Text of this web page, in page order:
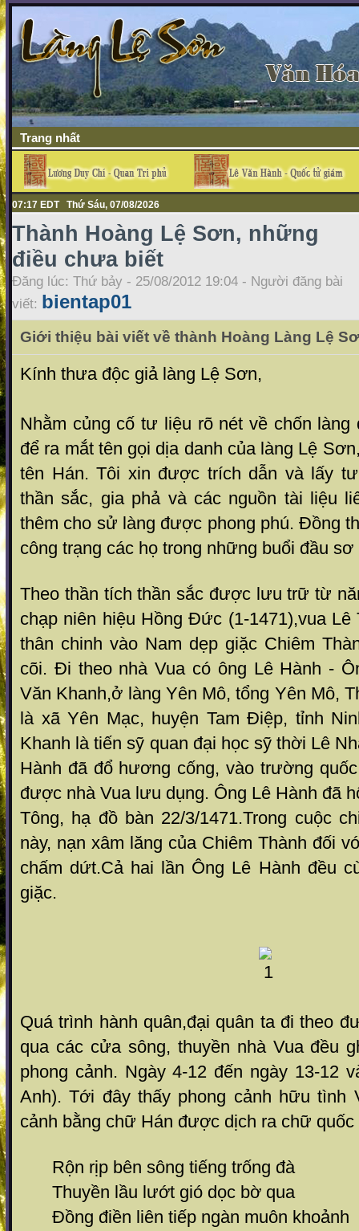
Trang nhất
07:17 EDT Thứ Sáu, 07/08/2026
Thành Hoàng Lệ Sơn, những
điều chưa biết
Đăng lúc: Thứ bảy - 25/08/2012 19:04 - Người đăng bài
viết: bientap01
Giới thiệu bài viết về thành Hoàng Làng Lệ
Kính thưa độc giả làng Lệ Sơn,
Nhằm củng cố tư liệu rõ nét về chốn làng
để ra mắt tên gọi dịa danh của làng Lệ
tên Hán. Tôi xin được trích dẫn và lấy
thần sắc, gia phả và các nguồn tài liệu
thêm cho sử làng được phong phú. Đồng
công trạng các họ trong những buổi đầu sơ
Theo thần tích thần sắc được lưu trữ từ
chạp niên hiệu Hồng Đức (1-1471),vua Lê
thân chinh vào Nam dẹp giặc Chiêm
cõi. Đi theo nhà Vua có ông Lê Hành -
Văn Khanh,ở làng Yên Mô, tổng Yên Mô,
là xã Yên Mạc, huyện Tam Điệp, tỉnh
Khanh là tiến sỹ quan đại học sỹ thời Lê
Hành đã đổ hương cống, vào trường
được nhà Vua lưu dụng. Ông Lê Hành đã
Tông, hạ đồ bàn 22/3/1471.Trong cuộc
này, nạn xâm lăng của Chiêm Thành đối
chấm dứt.Cả hai lần Ông Lê Hành đều
giặc.
Quá trình hành quân,đại quân ta đi theo
qua các cửa sông, thuyền nhà Vua đều
phong cảnh. Ngày 4-12 đến ngày 13-12
Anh). Tới đây thấy phong cảnh hữu tình
cảnh bằng chữ Hán được dịch ra chữ quốc
Rộn rịp bên sông tiếng trống đà
Thuyền lầu lướt gió dọc bờ qua
Đồng điền liên tiếp ngàn muôn khoảnh